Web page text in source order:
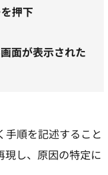
押下
面が表示された
手順を記述すること
現し、原因の特定に